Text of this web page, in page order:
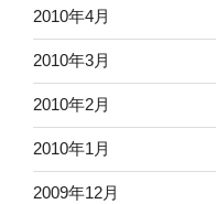
2010年4月
2010年3月
2010年2月
2010年1月
2009年12月